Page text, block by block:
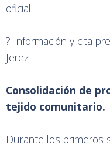
oficial:
? Información y cita
Jerez
Consolidación de
tejido comunitario.
Durante los primeros